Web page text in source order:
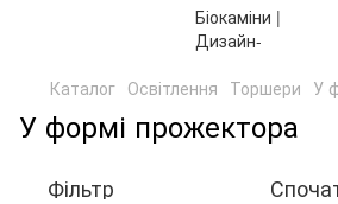
Каталог Освітлення Торшери У
У формі прожектора
Фільтр